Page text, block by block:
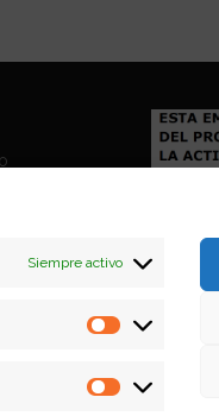
Siempre activo
Estadísticas
Marketing